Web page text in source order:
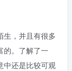
，并且有很多
的。了解了一
中还是比较可观